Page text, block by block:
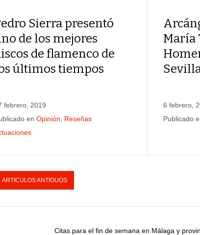
Sierra presentó
de los mejores
de flamenco de
últimos tiempos
febrero, 2019
enOpinión
Reseñas
María
6 febrero,
Publicado
ARTICULOS ANTIGUOS
Citas para el fin de semana en Málaga y